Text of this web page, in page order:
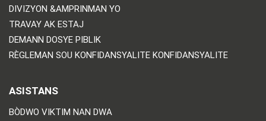
DIVIZYON &AMPRINMAN YO
TRAVAY AK ESTAJ
DEMANN DOSYE PIBLIK
RÈGLEMAN SOU KONFIDANSYALITE KONFIDANSYALITE
ASISTANS
BÒDWO VIKTIM NAN DWA